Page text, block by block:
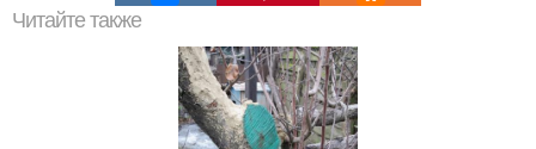
Читайте также